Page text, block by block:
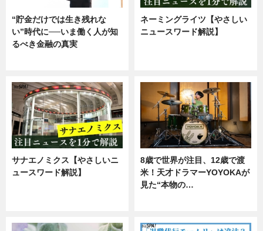
“貯金だけでは生き残れな
い”時代に──いま働く人が知
るべき金融の真実
ネーミングライツ【やさしい
ニュースワード解説】
サナエノミクス【やさしいニ
ュースワード解説】
8歳で世界が注目、12歳で渡
米！天才ドラマーYOYOKAが
見た“本物の…